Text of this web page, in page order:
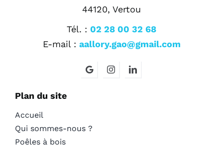
Plan du site
Accueil
Qui sommes-nous ?
Poêles à bois
44120, Vertou
Tél. : 02 28 00 32 68
E-mail : aallory.gao@gmail.com